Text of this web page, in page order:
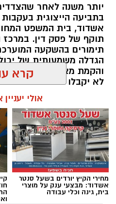
יותר משנה לאחר
בתביעה הייצוגית בעקבות
אשדוד, בית המשפט
תוקף של פסק דין.
הגדלה משמעותית של
והקמת מאגרי תפעול
לא יקבלו פיצוי כספי
לצמצם את הסיכון
להאזנה לתוכן:
עופר אשטוקר / 16:25 09.08.26
קרא
אולי
מחירי הקיץ יורדים בשעל סנטר
אשדוד: מבצעי ענק על מוצרי
בית, גינה וכלי עבודה